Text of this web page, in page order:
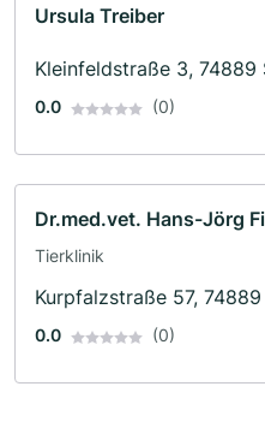
Ursula Treiber
Kleinfeldstraße 3, 74889
0.0 (0)
Dr.med.vet. Hans-Jörg
Tierklinik
Kurpfalzstraße 57,
0.0 (0)